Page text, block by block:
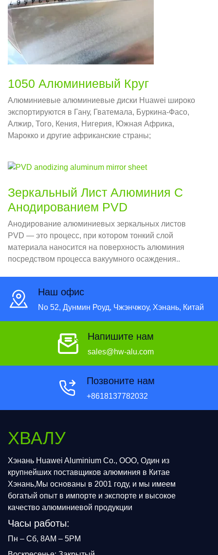
1050 Алюминиевый Круг
Алюминиевые алюминиевые диски Huawei широко
экспортируются в Гану, Гватемала, Буркина-Фасо,
Алжир, Того, Кения, Нигерия, Южная Африка,
Марокко и другие африканские страны;
другие страны Ближнего Востока.
Зеркальный Лист Алюминия С
Анодированием PVD
Анодирование алюминиевых зеркальных листов
PVD — это процесс, при котором тонкий слой
материала наносится на поверхность алюминия
посредством процесса вакуумного осаждения..
Наш офис
No 52, Дунмин Роуд, Чжэнчжоу, Хэнань, Китай
Напишите нам
sales@hw-alu.com
Позвоните нам
+8618137782032
ХВАЛУ
Хэнань Huawei Aluminium Co., ООО, Один из
крупнейших поставщиков алюминия в Китае
Хэнань,Мы основаны в 2001 году, и мы имеем
богатый опыт в импорте и экспорте и высокое
качество алюминиевой продукции
Часы работы:
Пн – Сб, 8AM – 5PM